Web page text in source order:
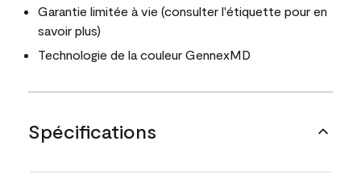
Garantie limitée à vie (consulter l'étiquette pour en
savoir plus)
Technologie de la couleur GennexMD
Spécifications